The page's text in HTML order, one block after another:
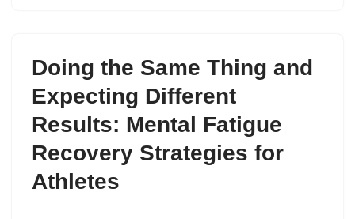
Doing the Same Thing and
Expecting Different
Results: Mental Fatigue
Recovery Strategies for
Athletes